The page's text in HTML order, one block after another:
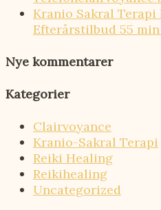
Kranio Sakral Terapi
Efterårstilbud 55 min
Nye kommentarer
Kategorier
Clairvoyance
Kranio-Sakral Terapi
Reiki Healing
Reikihealing
Uncategorized